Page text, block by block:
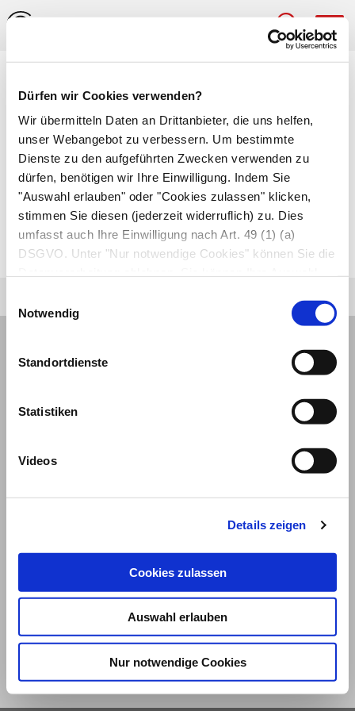
Dürfen wir Cookies verwenden?
Wir übermitteln Daten an Drittanbieter, die uns helfen,
unser Webangebot zu verbessern. Um bestimmte
Dienste zu den aufgeführten Zwecken verwenden zu
dürfen, benötigen wir Ihre Einwilligung. Indem Sie
"Auswahl erlauben" oder "Cookies zulassen" klicken,
stimmen Sie diesen (jederzeit widerruflich) zu. Dies
umfasst auch Ihre Einwilligung nach Art. 49 (1) (a)
DSGVO. Unter "Nur notwendige Cookies" können Sie die
Notwendig
Standortdienste
Statistiken
Videos
Details zeigen
Cookies zulassen
Auswahl erlauben
Nur notwendige Cookies
Peritonealgranulom
Aus nicht entzündlichen Vorgängen (z.B. nach
Operationen) entstandene, knötchenförmige
Auflagerungen auf demBauchfell, die aus
Entzündungszellen bestehen und Verklebungen
und Verwachsungen hervorrufen können.
Datenschutz Privatsphäre